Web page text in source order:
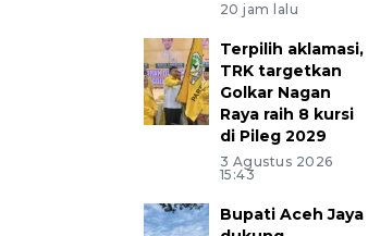
20 jam lalu
Terpilih aklamasi,
TRK targetkan
Golkar Nagan
Raya raih 8 kursi
di Pileg 2029
3 Agustus 2026
15:43
Bupati Aceh Jaya